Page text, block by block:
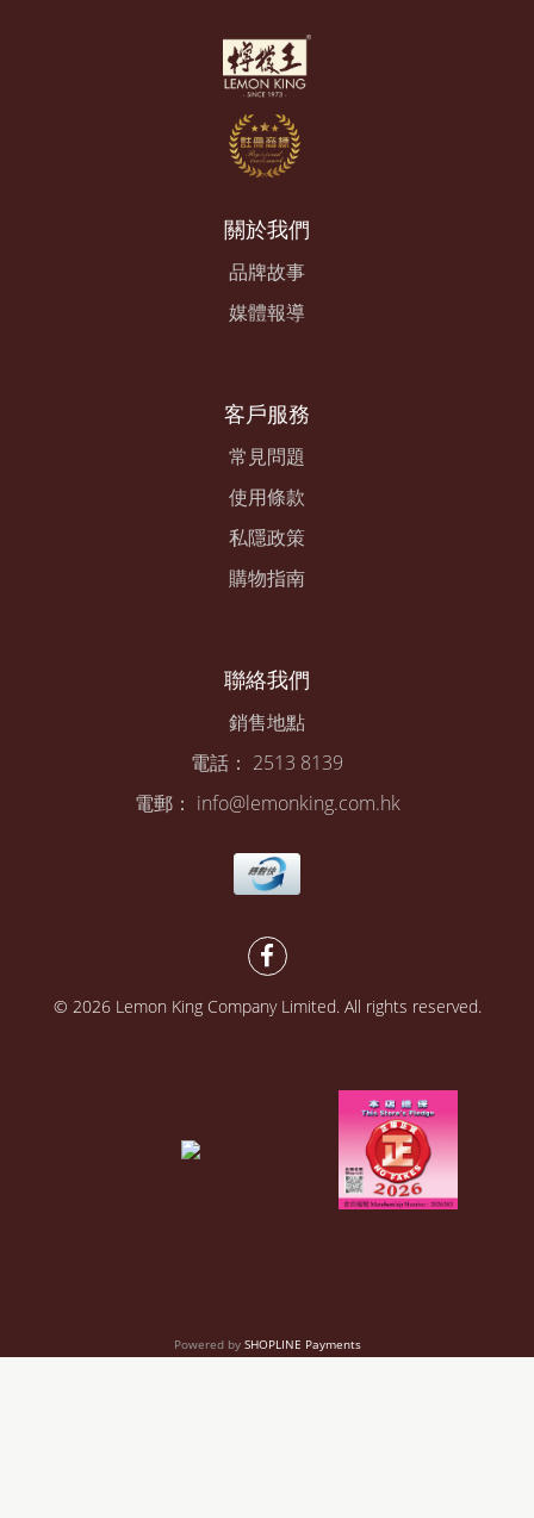
關於我們
品牌故事
媒體報導
客戶服務
常見問題
使用條款
私隱政策
購物指南
聯絡我們
銷售地點
電話： 2513 8139
電郵： info@lemonking.com.hk
© 2026 Lemon King Company Limited. All rights reserved.
Powered by SHOPLINE Payments